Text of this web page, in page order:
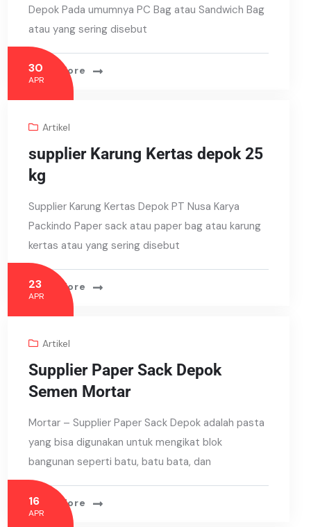
Depok Pada umumnya PC Bag atau Sandwich Bag
atau yang sering disebut
Read More
30
APR
Artikel
supplier Karung Kertas depok 25
kg
Supplier Karung Kertas Depok PT Nusa Karya
Packindo Paper sack atau paper bag atau karung
kertas atau yang sering disebut
Read More
23
APR
Artikel
Supplier Paper Sack Depok
Semen Mortar
Mortar – Supplier Paper Sack Depok adalah pasta
yang bisa digunakan untuk mengikat blok
bangunan seperti batu, batu bata, dan
Read More
16
APR